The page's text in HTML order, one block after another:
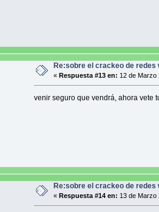
Re:sobre el crackeo de redes
« Respuesta #13 en: 12 de Marzo
venir seguro que vendrá, ahora vete
Re:sobre el crackeo de redes
« Respuesta #14 en: 13 de Marzo